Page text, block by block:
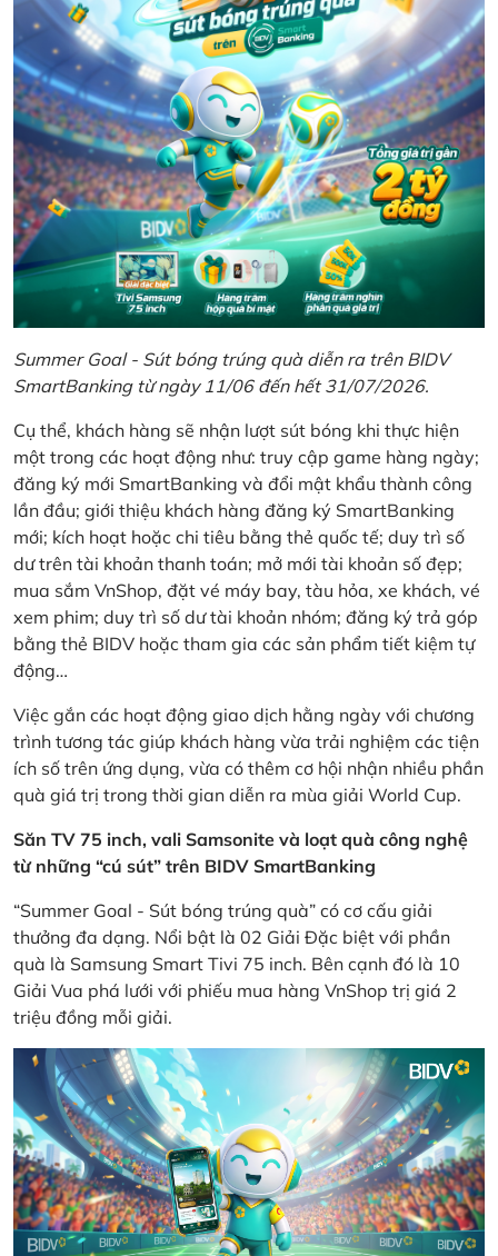
Summer Goal - Sút bóng trúng quà diễn ra trên BIDV
SmartBanking từ ngày 11/06 đến hết 31/07/2026.
Cụ thể, khách hàng sẽ nhận lượt sút bóng khi thực hiện
một trong các hoạt động như: truy cập game hàng ngày;
đăng ký mới SmartBanking và đổi mật khẩu thành công
lần đầu; giới thiệu khách hàng đăng ký SmartBanking
mới; kích hoạt hoặc chi tiêu bằng thẻ quốc tế; duy trì số
dư trên tài khoản thanh toán; mở mới tài khoản số đẹp;
mua sắm VnShop, đặt vé máy bay, tàu hỏa, xe khách, vé
xem phim; duy trì số dư tài khoản nhóm; đăng ký trả góp
bằng thẻ BIDV hoặc tham gia các sản phẩm tiết kiệm tự
động…
Việc gắn các hoạt động giao dịch hằng ngày với chương
trình tương tác giúp khách hàng vừa trải nghiệm các tiện
ích số trên ứng dụng, vừa có thêm cơ hội nhận nhiều phần
quà giá trị trong thời gian diễn ra mùa giải World Cup.
Săn TV 75 inch, vali Samsonite và loạt quà công nghệ
từ những “cú sút” trên BIDV SmartBanking
“Summer Goal - Sút bóng trúng quà” có cơ cấu giải
thưởng đa dạng. Nổi bật là 02 Giải Đặc biệt với phần
quà là Samsung Smart Tivi 75 inch. Bên cạnh đó là 10
Giải Vua phá lưới với phiếu mua hàng VnShop trị giá 2
triệu đồng mỗi giải.